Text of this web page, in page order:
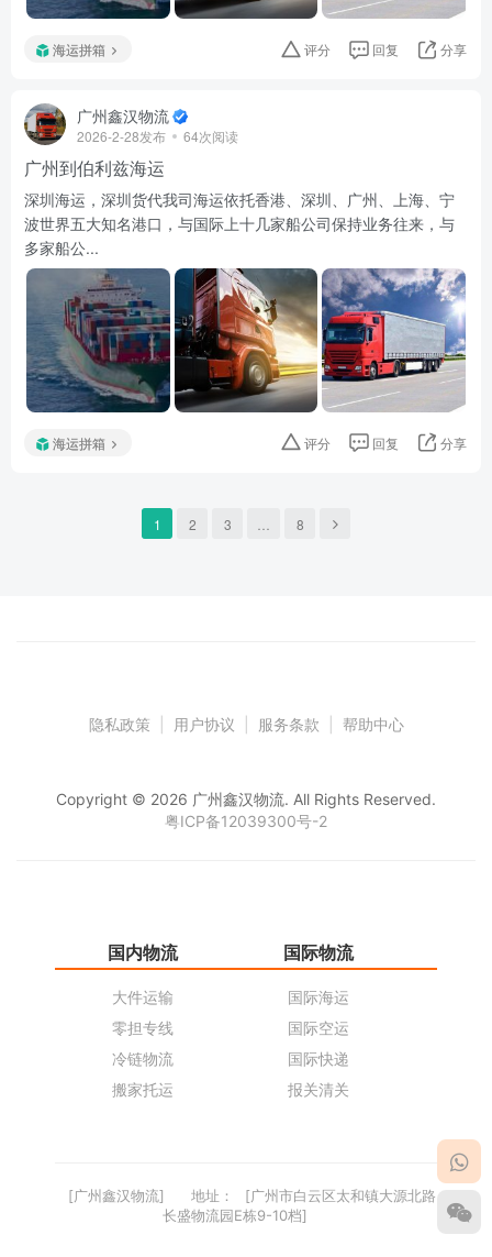
海运拼箱 评分 回复 分享
广州鑫汉物流
2026-2-28发布 64次阅读
广州到伯利兹海运
深圳海运，深圳货代我司海运依托香港、深圳、广州、上海、宁
波世界五大知名港口，与国际上十几家船公司保持业务往来，与
多家船公...
海运拼箱 评分 回复 分享
1 2 3 8
隐私政策 用户协议 服务条款 帮助中心
Copyright © 2026 广州鑫汉物流. All Rights Reserved.
粤ICP备12039300号-2
国内物流
大件运输
零担专线
冷链物流
搬家托运
国际物流
国际海运
国际空运
国际快递
报关清关
[广州鑫汉物流] 地址：
[广州市白云区太和镇大源北路
长盛物流园E栋9-10档]